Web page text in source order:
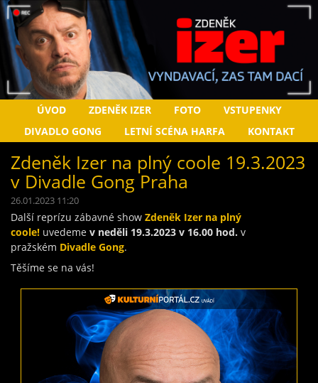
ÚVOD ZDENĚK IZER FOTO
VSTUPENKY
DIVADLO GONG
LETNÍ SCÉNA HARFA KONTAKT
Zdeněk Izer na plný coole 19.3.2023
v Divadle Gong Praha
26.01.2023 11:20
Další reprízu zábavné show Zdeněk Izer na plný
coole! uvedeme v neděli 19.3.2023 v 16.00 hod. v
pražském Divadle Gong.
Těšíme se na vás!